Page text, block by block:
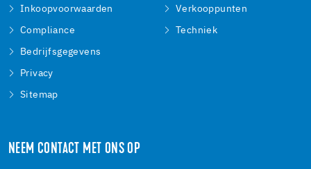
Inkoopvoorwaarden
Compliance
Bedrijfsgegevens
Privacy
Sitemap
Verkooppunten
Techniek
NEEM CONTACT MET ONS OP